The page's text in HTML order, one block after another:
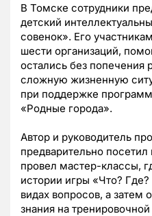
В Томске сотрудники
детский
совенок». Его
шести организаций,
остались без попечения
сложную жизненную
при поддержке
«Родные города».
Автор и руководитель
предварительно
провел мастер-классы,
истории игры «Что?
видах вопросов, а затем
знания на